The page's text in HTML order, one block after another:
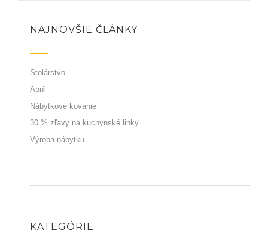
NAJNOVŠIE ČLÁNKY
Stolárstvo
Apríl
Nábytkové kovanie
30 % zľavy na kuchynské linky.
Výroba nábytku
KATEGÓRIE